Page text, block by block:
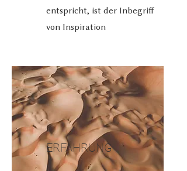
entspricht, ist der Inbegriff
von Inspiration
ERFAHRUNG